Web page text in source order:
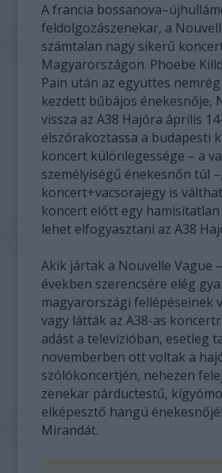
A francia
feldolgozászenekar, a
számtalan nagy sikerű
Magyarországon. Phoebe
Pain után az együttes
kezdett bűbájos énekesnője,
vissza az A38 Hajóra április
elszórakoztassa a budapesti
koncert különlegessége – a
személyiségű énekesnőn túl
koncert+vacsorajegy is
koncert előtt egy
lehet elfogyasztani az A38
Akik jártak a Nouvelle Vague
években szerencsére elég
magyarországi fellépéseinek
vagy látták az A38-as
adást a televízióban, esetleg
novemberben ott voltak a
szólókoncertjén, nehezen
zenekar párductestű,
elképesztő hangú
Mirandát.